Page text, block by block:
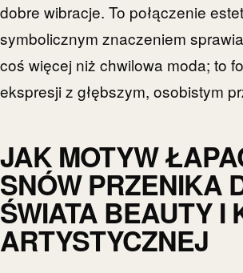
dobre wibracje. To połączenie
symbolicznym znaczeniem
coś więcej niż chwilowa moda; to
ekspresji z głębszym, osobistym
JAK MOTYW
SNÓW PRZENIKA
ŚWIATA BEAUTY I
ARTYSTYCZNEJ